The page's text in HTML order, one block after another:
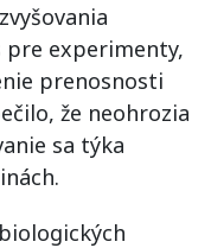
pre experimenty,
prenosnosti
že neohrozia
sa týka